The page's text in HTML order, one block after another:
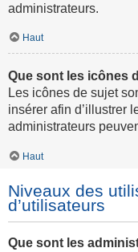
administrateurs.
Haut
Que sont les icônes
Les icônes de sujet
insérer afin d’illustrer
administrateurs
Haut
Niveaux des
d’utilisateurs
Que sont les